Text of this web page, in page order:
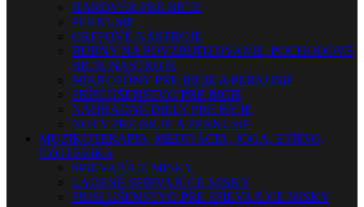
HARDVÉR PRE BICIE
PERKUSIE
ORFFOVÉ NÁSTROJE
BUBNY NA POVZBUDZOVANIE, POCHODOVÉ
BICIE NÁSTROJE
MIKROFÓNY PRE BICIE A PERKUSIE
PRÍSLUŠENSTVO PRE BICIE
NÁHRADNÉ DIELY PRE BICIE
NOTY PRE BICIE A PERKUSIE
MUZIKOTERAPIA, MEDITÁCIA, JOGA, ETHNO,
EZOTERIKA
SPIEVAJÚCE MISKY
LADENÉ SPIEVAJÚCE MISKY
PRISLUŠENSTVO PRE SPIEVAJÚCE MISKY